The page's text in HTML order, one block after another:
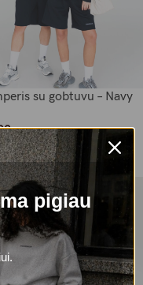
su gobtuvu – Navy
Savybes
pigiau